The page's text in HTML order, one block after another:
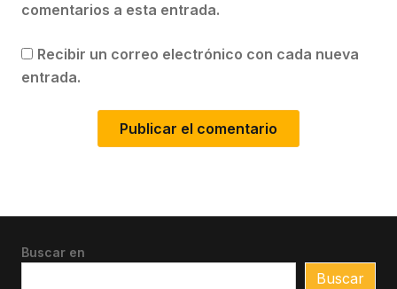
comentarios a esta entrada.
Recibir un correo electrónico con cada nueva
entrada.
Buscar en
Buscar